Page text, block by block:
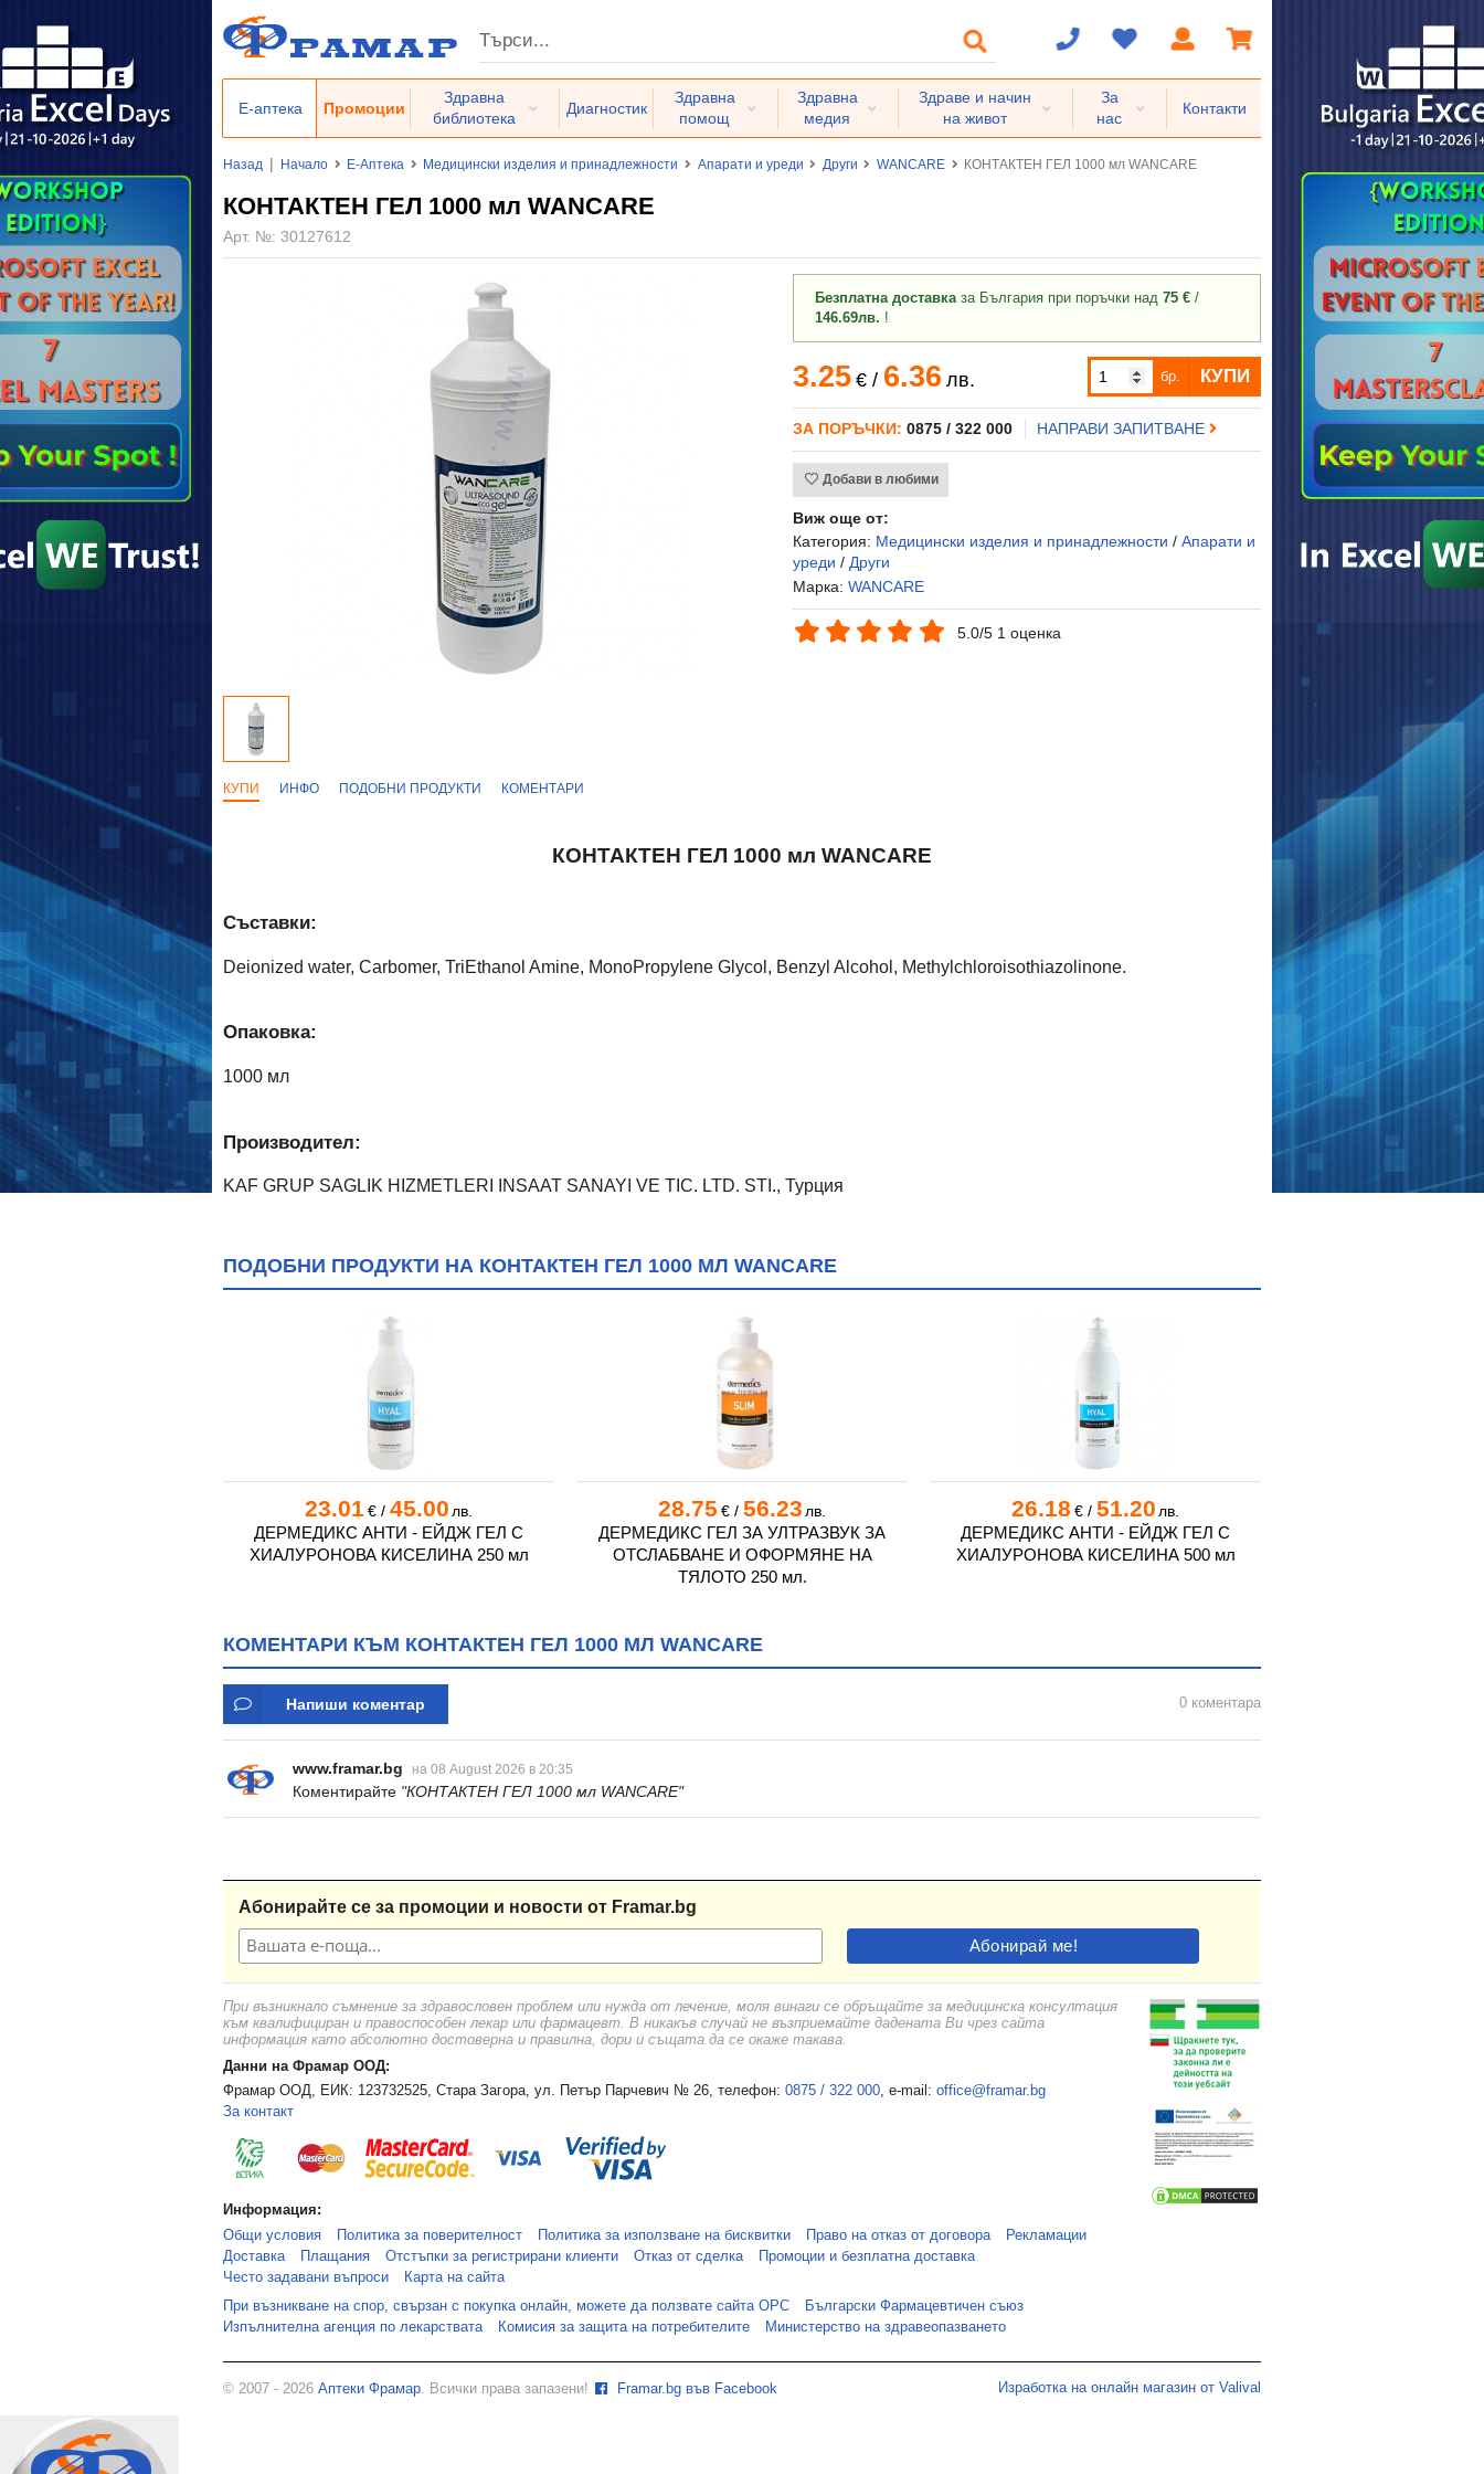
Е-аптека Промоции
Здравна
библиотека
Диагностик
Здравна
помощ
Здравна
медия
Здраве и начин
на живот
За
нас
Контакти
Назад | Начало Е-Аптека Медицински изделия и принадлежности Апарати и уреди Други WANCARE КОНТАКТЕН ГЕЛ 1000 мл WANCARE
КОНТАКТЕН ГЕЛ 1000 мл WANCARE
Арт. №: 30127612
Безплатна доставказа България при поръчки над 75 € /
146.69лв. !
3.25 €/ 6.36 лв. бр. КУПИ
ЗА ПОРЪЧКИ: 0875 / 322 000 НАПРАВИ ЗАПИТВАНЕ
Добави в любими
Виж още от:
Категория: Медицински изделия и принадлежности /Апарати и
уреди /Други
Марка:WANCARE
5.0/5 1 оценка
КУПИ ИНФО ПОДОБНИ ПРОДУКТИ КОМЕНТАРИ
КОНТАКТЕН ГЕЛ 1000 мл WANCARE
Съставки:
Deionized water, Carbomer, TriEthanol Amine, MonoPropylene Glycol, Benzyl Alcohol, Methylchloroisothiazolinone.
Опаковка:
1000 мл
Производител:
KAF GRUP SAGLIK HIZMETLERI INSAAT SANAYI VE TIC. LTD. STI., Турция
ПОДОБНИ ПРОДУКТИ НА КОНТАКТЕН ГЕЛ 1000 МЛ WANCARE
23.01 €/ 45.00 лв.
ДЕРМЕДИКС АНТИ - ЕЙДЖ ГЕЛ С
ХИАЛУРОНОВА КИСЕЛИНА 250 мл
28.75 €/ 56.23 лв.
ДЕРМЕДИКС ГЕЛ ЗА УЛТРАЗВУК ЗА
ОТСЛАБВАНЕ И ОФОРМЯНЕ НА
ТЯЛОТО 250 мл.
26.18 €/ 51.20 лв.
ДЕРМЕДИКС АНТИ - ЕЙДЖ ГЕЛ С
ХИАЛУРОНОВА КИСЕЛИНА 500 мл
КОМЕНТАРИ КЪМ КОНТАКТЕН ГЕЛ 1000 МЛ WANCARE
Напиши коментар 0 коментара
www.framar.bg на 08 August 2026 в 20:35
Коментирайте "КОНТАКТЕН ГЕЛ 1000 мл WANCARE"
Абонирайте се за промоции и новости от Framar.bg
При възникнало съмнение за здравословен проблем или нужда от лечение, моля винаги се обръщайте за медицинска консултация
към квалифициран и правоспособен лекар или фармацевт. В никакъв случай не възприемайте дадената Ви чрез сайта
информация като абсолютно достоверна и правилна, дори и същата да се окаже такава.
Данни на Фрамар ООД:
Фрамар ООД, ЕИК: 123732525, Стара Загора, ул. Петър Парчевич № 26, телефон: 0875 / 322 000, e-mail: office@framar.bg
За контакт
Информация:
Общи условия
Политика за поверителност Политика за използване на бисквитки Право на отказ от договора
Рекламации
Доставка
Плащания Отстъпки за регистрирани клиенти Отказ от сделка
Промоции и безплатна доставка
Често задавани въпроси
Карта на сайта
При възникване на спор, свързан с покупка онлайн, можете да ползвате сайта ОРС
Български Фармацевтичен съюз
Изпълнителна агенция по лекарствата
Комисия за защита на потребителите Министерство на здравеопазването
© 2007 - 2026 Аптеки Фрамар. Всички права запазени! Framar.bg във Facebook Изработка на онлайн магазин от Valival